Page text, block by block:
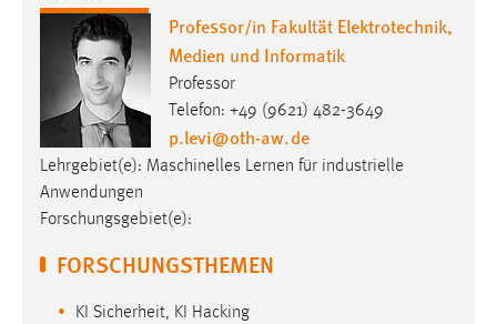
Professor/in Fakultät Elektrotechnik,
Medien und Informatik
Professor
Telefon: +49 (9621) 482-3649
p.levi@oth-aw.de
Lehrgebiet(e): Maschinelles Lernen für industrielle
Anwendungen
Forschungsgebiet(e):
FORSCHUNGSTHEMEN
KI Sicherheit, KI Hacking